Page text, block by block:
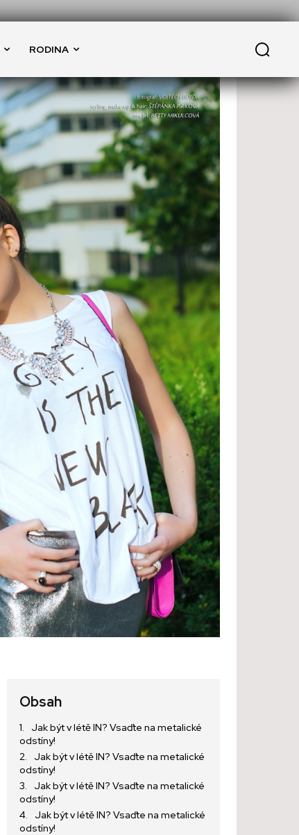
RODINA
Obsah
Jak být v létě IN? Vsaďte na metalické
odstíny!
Jak být v létě IN? Vsaďte na metalické
odstíny!
Jak být v létě IN? Vsaďte na metalické
odstíny!
Jak být v létě IN? Vsaďte na metalické
odstíny!